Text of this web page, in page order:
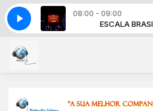
08:00 - 09:00
ESCALA BRASILEIRA
Minuto pet (diário)
THE MUSIC OF TIME